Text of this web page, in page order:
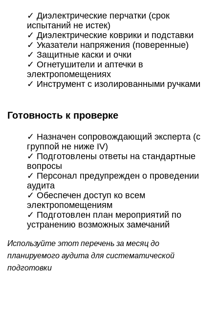
✓ Диэлектрические перчатки (срок
испытаний не истек)
✓ Диэлектрические коврики и подставки
✓ Указатели напряжения (поверенные)
✓ Защитные каски и очки
✓ Огнетушители и аптечки в
электропомещениях
✓ Инструмент с изолированными ручками
Готовность к проверке
✓ Назначен сопровождающий эксперта (с
группой не ниже IV)
✓ Подготовлены ответы на стандартные
вопросы
✓ Персонал предупрежден о проведении
аудита
✓ Обеспечен доступ ко всем
электропомещениям
✓ Подготовлен план мероприятий по
устранению возможных замечаний
Используйте этот перечень за месяц до
планируемого аудита для систематической
подготовки